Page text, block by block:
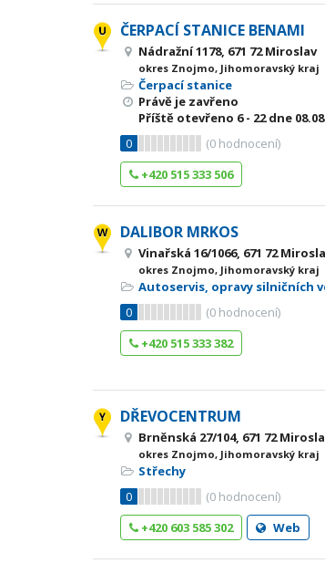
ČERPACÍ STANICE BENAMI
Nádražní 1178, 671 72 Miroslav
okres Znojmo, Jihomoravský kraj
Čerpací stanice
Právě je zavřeno
Příště otevřeno 6 - 22dne
0
(0 hodnocení)
+420 515 333 506
DALIBOR MRKOS
Vinařská 16/1066, 671 72
okres Znojmo, Jihomoravský kraj
Autoservis, opravy silničních
0
(0 hodnocení)
+420 515 333 382
DŘEVOCENTRUM
Brněnská 27/104, 671 72
okres Znojmo, Jihomoravský kraj
Střechy
0
(0 hodnocení)
+420 603 585 302
Web